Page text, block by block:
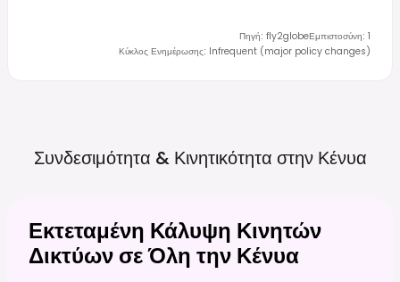
Πηγή: fly2globeΕμπιστοσύνη: 1
Κύκλος Ενημέρωσης: Infrequent (major policy changes)
Συνδεσιμότητα & Κινητικότητα στην Κένυα
Εκτεταμένη Κάλυψη Κινητών
Δικτύων σε Όλη την Κένυα